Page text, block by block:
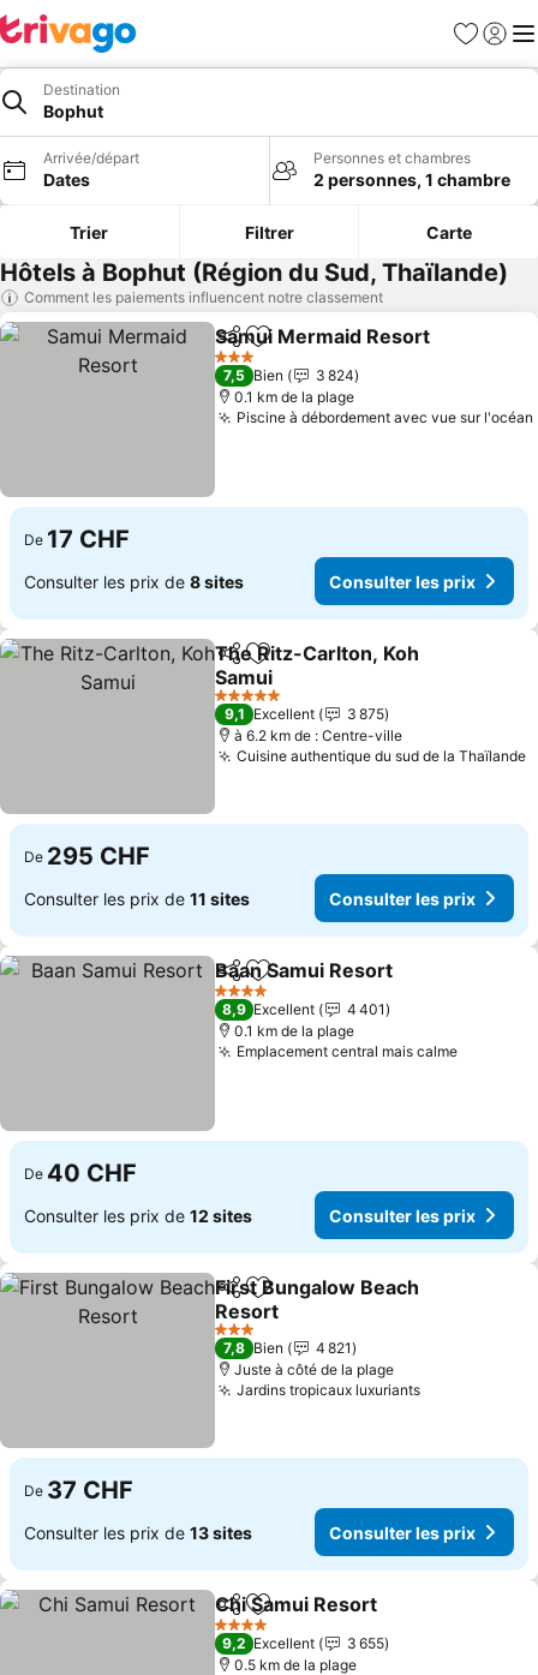
Favoris
Se
Destination
Bophut
Arrivée/départ
Dates
Personnes et chambres
2 personnes, 1 chambre
Trier Filtrer Carte
Hôtels à Bophut (Région du Sud, Thaïlande)
Comment les paiements influencent notre classement
PartagerAjouter à mes favoris
Samui Mermaid Resort
3 Étoiles
7,5 Bien
3 824
0.1 km de la plage
Piscine à débordement avec vue sur l'océan
De 17 CHF
Consulter les prix de 8 sites Consulter les prix
PartagerAjouter à mes favoris
The Ritz-Carlton, Koh
Samui
Consulter les prix
5 Étoiles
9,1 Excellent
3 875
à 6.2 km de : Centre-ville
Cuisine authentique du sud de la Thaïlande
De 295 CHF
Consulter les prix de 11 sites Consulter les prix
PartagerAjouter à mes favoris
Baan Samui Resort
4 Étoiles
8,9 Excellent
4 401
0.1 km de la plage
Emplacement central mais calme
De 40 CHF
Consulter les prix de 12 sites Consulter les prix
PartagerAjouter à mes favoris
First Bungalow Beach
Resort
Consulter les prix
3 Étoiles
7,8 Bien
4 821
Juste à côté de la plage
Jardins tropicaux luxuriantsConsulter
De 37 CHF
Consulter les prix de 13 sites Consulter les prix
PartagerAjouter à mes favoris
Chi Samui Resort
4 Étoiles
9,2 Excellent
3 655
0.5 km de la plage